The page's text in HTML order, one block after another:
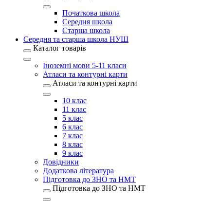
Початкова школа
Середня школа
Старша школа
Середня та старша школа НУШ
Каталог товарів
Іноземні мови 5-11 класи
Атласи та контурні карти
Атласи та контурні карти
10 клас
11 клас
5 клас
6 клас
7 клас
8 клас
9 клас
Довідники
Додаткова література
Підготовка до ЗНО та НМТ
Підготовка до ЗНО та НМТ